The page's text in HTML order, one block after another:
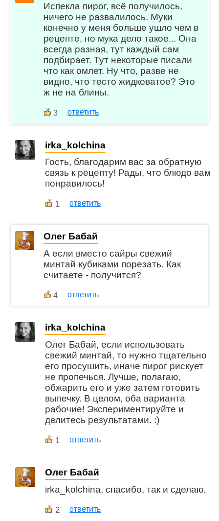
Испекла пирог, всё получилось,
ничего не развалилось. Муки
конечно у меня больше ушло чем в
рецепте, но мука дело такое... Она
всегда разная, тут каждый сам
подбирает. Тут некоторые писали
что как омлет. Ну что, разве не
видно, что тесто жидковатое? Это
ж не на блины.
3 ответить
irka_kolchina
Гость, благодарим вас за обратную
связь к рецепту! Рады, что блюдо вам
понравилось!
1 ответить
Олег Бабай
А если вместо сайры свежий
минтай кубиками порезать. Как
считаете - получится?
4 ответить
irka_kolchina
Олег Бабай, если использовать
свежий минтай, то нужно тщательно
его просушить, иначе пирог рискует
не пропечься. Лучше, полагаю,
обжарить его и уже затем готовить
выпечку. В целом, оба варианта
рабочие! Экспериментируйте и
делитесь результатами. :)
1 ответить
Олег Бабай
irka_kolchina, спасибо, так и сделаю.
2 ответить